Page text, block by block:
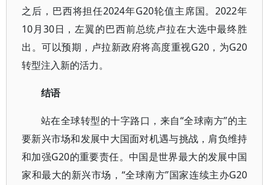
之后，巴西将担任2024年G20轮值主席国。2022年
10月30日，左翼的巴西前总统卢拉在大选中最终胜
出。可以预期，卢拉新政府将高度重视G20，为G20
转型注入新的活力。
结语
站在全球转型的十字路口，来自“全球南方”的主
要新兴市场和发展中大国面对机遇与挑战，肩负维持
和加强G20的重要责任。中国是世界最大的发展中国
家和最大的新兴市场，“全球南方”国家连续主办G20